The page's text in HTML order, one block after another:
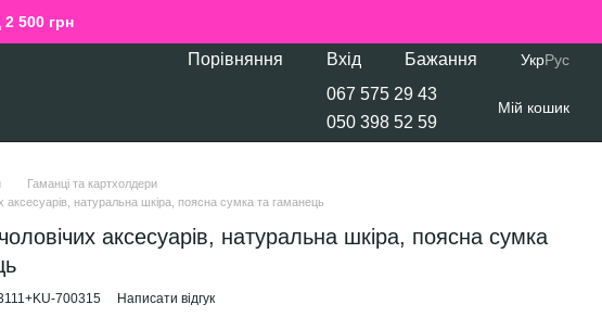
500 грн
Порівняння Вхід Бажання УкрРус
067 575 29 43
050 398 52 59
Мій кошик
Гаманці та картхолдери
аксесуарів, натуральна шкіра, поясна сумка та гаманець
аксесуарів, натуральна шкіра, поясна сумка
700315 Написати відгук